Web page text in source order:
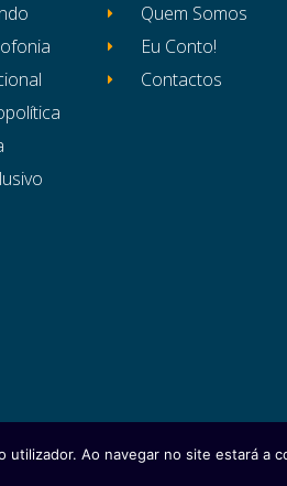
Quem Somos
Eu Conto!
Contactos
Ficha Técnica
Ao navegar no site estará a